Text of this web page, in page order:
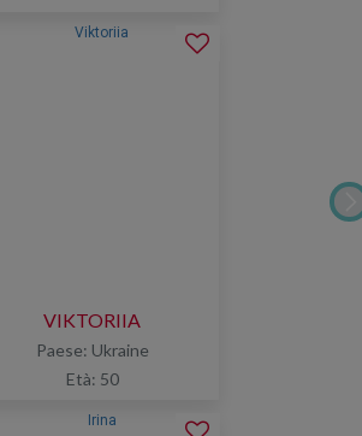
VIKTORIIA
Paese: Ukraine
Età: 50